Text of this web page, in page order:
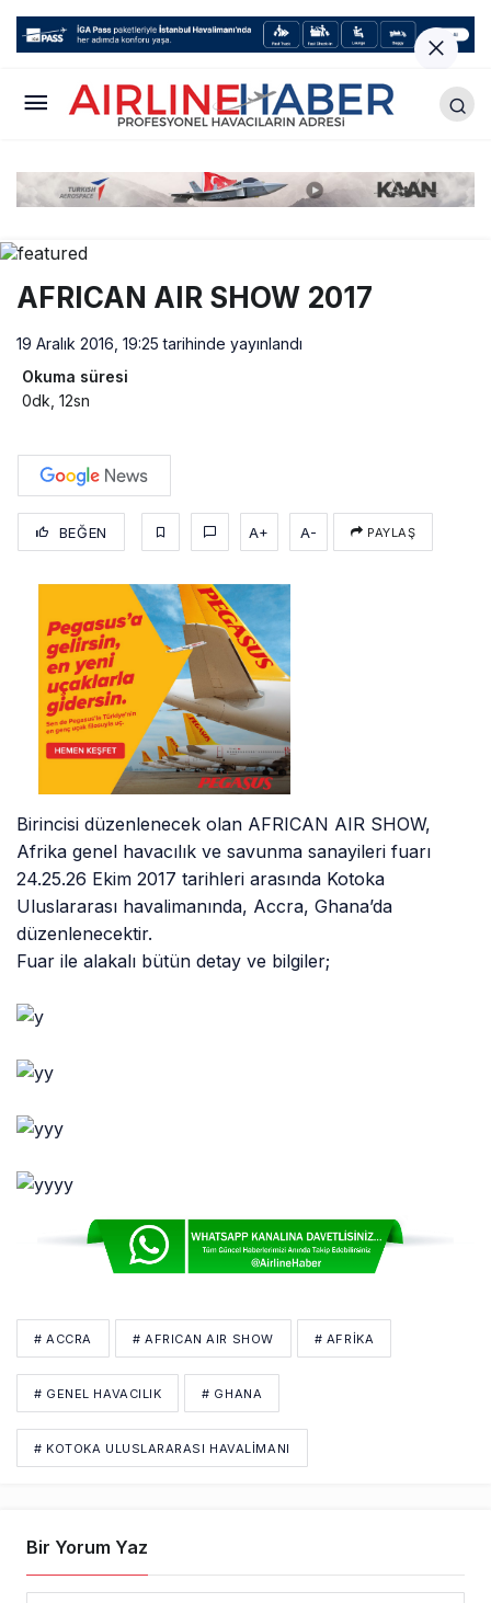
AFRICAN AIR SHOW 2017
19 Aralık 2016, 19:25 tarihinde yayınlandı
Okuma süresi
0dk, 12sn
BEĞEN A+ A- PAYLAŞ
Birincisi düzenlenecek olan AFRICAN AIR SHOW,
Afrika genel havacılık ve savunma sanayileri fuarı
24.25.26 Ekim 2017 tarihleri arasında Kotoka
Uluslararası havalimanında, Accra, Ghana’da
düzenlenecektir.
Fuar ile alakalı bütün detay ve bilgiler;
# ACCRA # AFRICAN AIR SHOW # AFRİKA
# GENEL HAVACILIK # GHANA
# KOTOKA ULUSLARARASI HAVALIMANI
Bir Yorum Yaz